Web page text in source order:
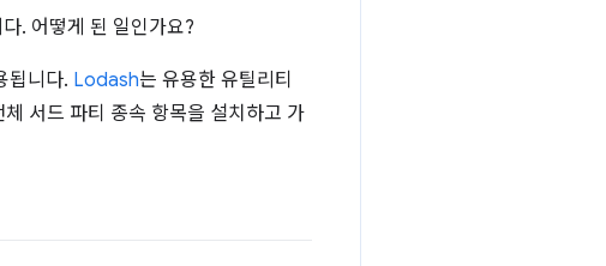
. 어떻게 된 일인가요?
됩니다. Lodash는 유용한 유틸리티
서드 파티 종속 항목을 설치하고 가